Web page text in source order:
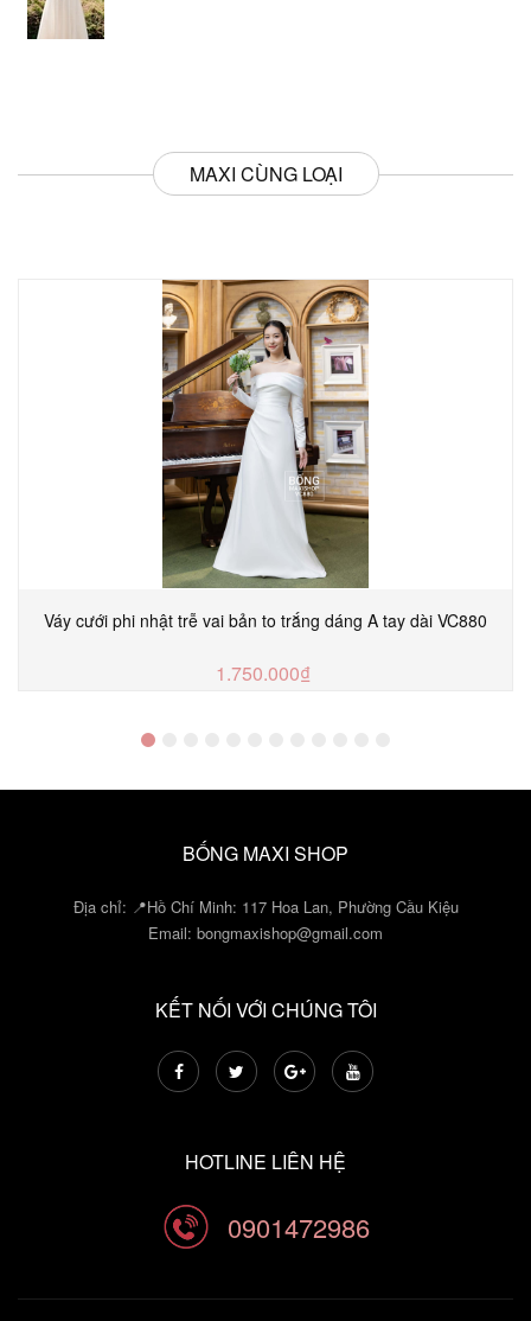
MAXI CÙNG LOẠI
Váy cưới phi nhật trễ vai bản to trắng dáng A tay dài VC880
1.750.000₫
BỐNG MAXI SHOP
Địa chỉ: 📍Hồ Chí Minh: 117 Hoa Lan, Phường Cầu Kiệu
Email: bongmaxishop@gmail.com
KẾT NỐI VỚI CHÚNG TÔI
HOTLINE LIÊN HỆ
0901472986